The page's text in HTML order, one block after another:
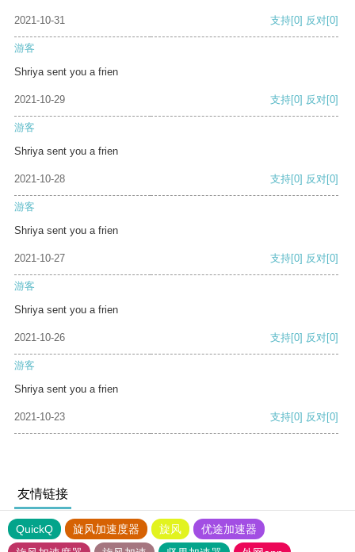
2021-10-31 支持[0] 反对[0]
游客
Shriya sent you a frien
2021-10-29 支持[0] 反对[0]
游客
Shriya sent you a frien
2021-10-28 支持[0] 反对[0]
游客
Shriya sent you a frien
2021-10-27 支持[0] 反对[0]
游客
Shriya sent you a frien
2021-10-26 支持[0] 反对[0]
游客
Shriya sent you a frien
2021-10-23 支持[0] 反对[0]
友情链接
QuickQ 旋风加速度器 旋风
优途加速器